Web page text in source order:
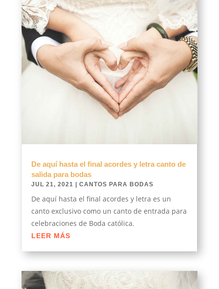
De aquí hasta el final acordes y letra canto de
salida para bodas
JUL 21, 2021 | CANTOS PARA BODAS
De aquí hasta el final acordes y letra es un
canto exclusivo como un canto de entrada para
celebraciones de Boda católica.
LEER MÁS